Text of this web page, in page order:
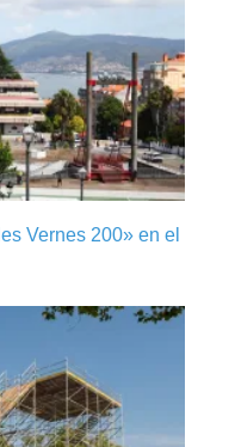
Vernes 200» en el